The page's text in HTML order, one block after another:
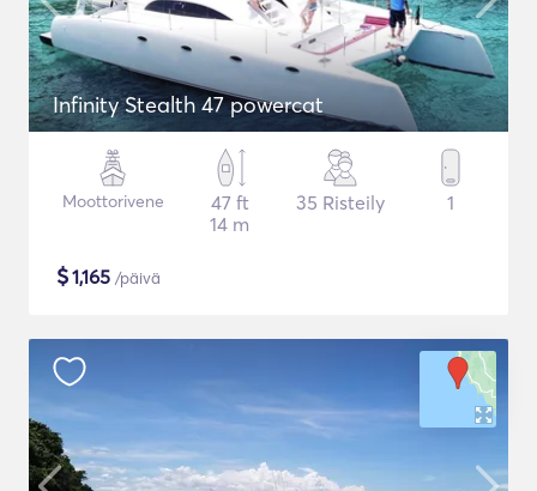
Infinity Stealth 47 powercat
Moottorivene
47 ft
14 m
35 Risteily 1
$1,165 /päivä